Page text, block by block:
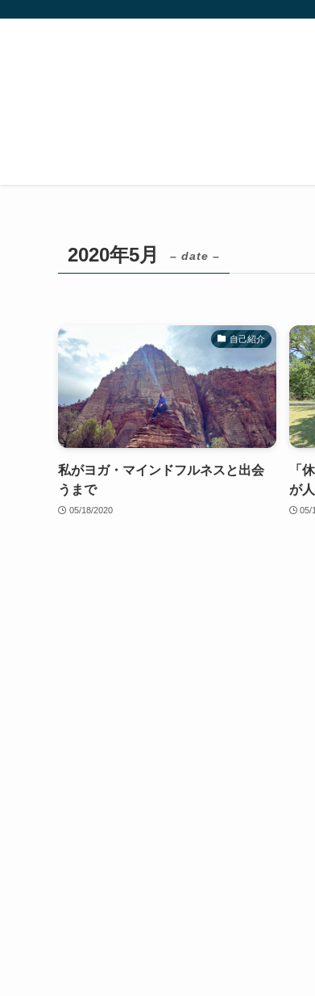
2020年5月 – date –
自己紹介
私がヨガ・マインドフルネスと出会
うまで
05/18/2020
「
が
05/